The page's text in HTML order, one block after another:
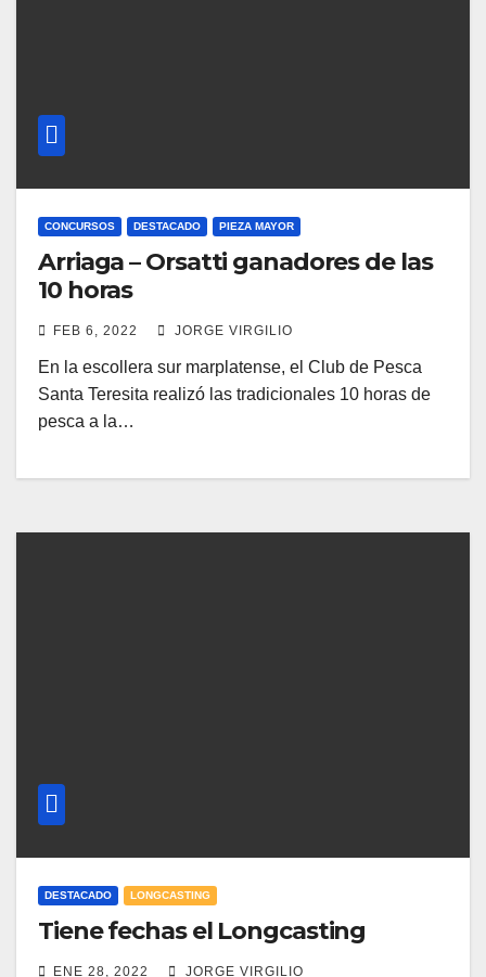
CONCURSOS DESTACADO PIEZA MAYOR
Arriaga – Orsatti ganadores de las
10 horas
FEB 6, 2022 JORGE VIRGILIO
En la escollera sur marplatense, el Club de Pesca
Santa Teresita realizó las tradicionales 10 horas de
pesca a la…
DESTACADO LONGCASTING
Tiene fechas el Longcasting
ENE 28, 2022 JORGE VIRGILIO